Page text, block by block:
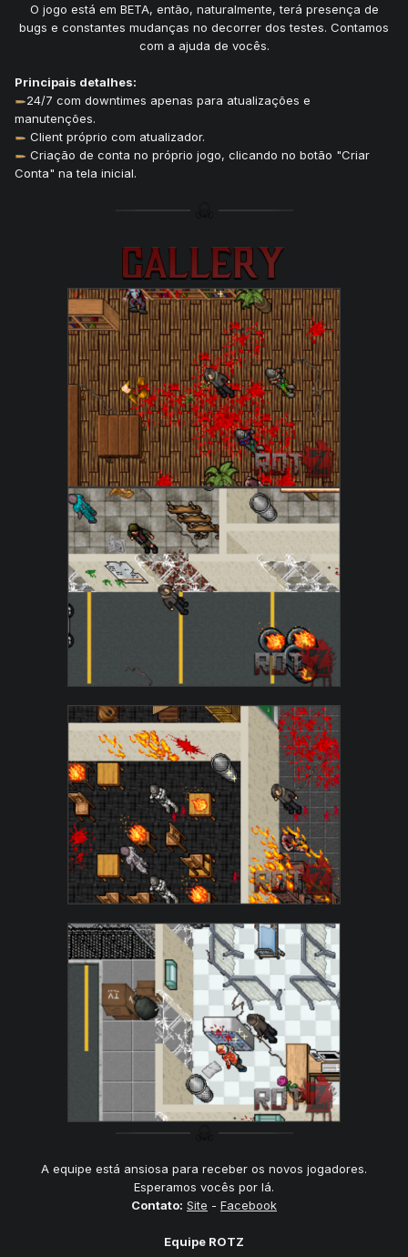
O jogo está em BETA, então, naturalmente, terá presença de
bugs e constantes mudanças no decorrer dos testes. Contamos
com a ajuda de vocês.
Principais detalhes:
24/7 com downtimes apenas para atualizações e
manutenções.
Client próprio com atualizador.
Criação de conta no próprio jogo, clicando no botão "Criar
Conta" na tela inicial.
A equipe está ansiosa para receber os novos jogadores.
Esperamos vocês por lá.
Contato: Site - Facebook
Equipe ROTZ